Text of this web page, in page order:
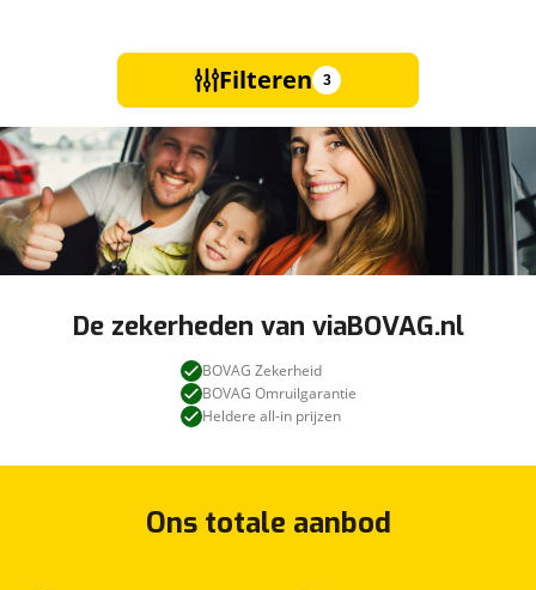
Filteren 3
De zekerheden van viaBOVAG.nl
BOVAG Zekerheid
BOVAG Omruilgarantie
Heldere all-in prijzen
Ons totale aanbod